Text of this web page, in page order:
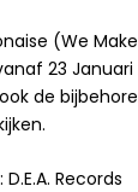
(We
23
de
Records